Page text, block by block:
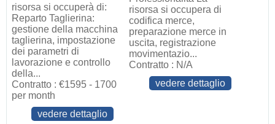
risorsa si occuperà di:
Reparto Taglierina:
gestione della macchina
taglierina, impostazione
dei parametri di
lavorazione e controllo
della...
Contratto : €1595 - 1700
per month
vedere dettaglio
risorsa si occupera di
codifica merce,
preparazione merce in
uscita, registrazione
movimentazio...
Contratto : N/A
vedere dettaglio